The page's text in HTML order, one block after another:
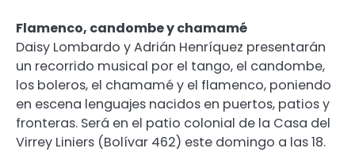
Flamenco, candombe y chamamé
Daisy Lombardo y Adrián Henríquez presentarán
un recorrido musical por el tango, el candombe,
los boleros, el chamamé y el flamenco, poniendo
en escena lenguajes nacidos en puertos, patios y
fronteras. Será en el patio colonial de la Casa del
Virrey Liniers (Bolívar 462) este domingo a las 18.